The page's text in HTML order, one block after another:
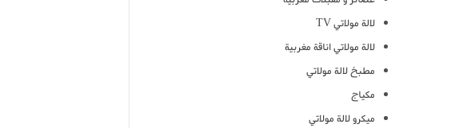
لالة مولاتي TV
لالة مولاتي اناقة مغربية
مطبخ لالة مولاتي
مكياج
ميكرو لالة مولاتي